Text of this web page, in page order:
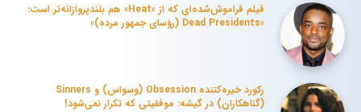
فیلم فراموش‌شده‌ای که از «Heat» هم بلندپروازانه‌تر است:
«Dead Presidents (رؤسای جمهور مرده)»
رکورد خیره‌کننده Obsession (وسواس) و Sinners
(گناهکاران) در گیشه: موفقیتی که تکرار نمی‌شود!